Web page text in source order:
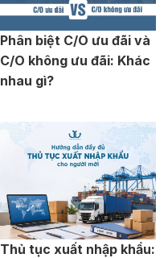
Phân biệt C/O ưu đãi và
C/O không ưu đãi: Khác
nhau gì?
Thủ tục xuất nhập khẩu: